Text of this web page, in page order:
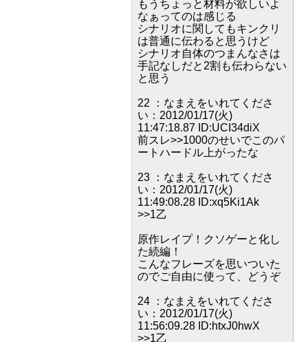
もうちょっと材料が欲しいよ
なぁってのは感じる
シナリオに関してもキンクリ
は普通に伝わると思うけど
シナリオ自体のつまんなさは
手記なしだと2割も伝わらない
と思う
22 ：なまえをいれてくださ
い：2012/01/17(火)
11:47:18.87 ID:UCI34diX
前スレ>>1000のせいでこのパ
ートハードル上がったな
23 ：なまえをいれてくださ
い：2012/01/17(火)
11:49:08.28 ID:xq5Ki1Ak
>>1乙
原作レイプ！クソゲーと化し
た続編！
こんなフレーズを思いついた
のでご自由に使って、どうぞ
24 ：なまえをいれてくださ
い：2012/01/17(火)
11:56:09.28 ID:htxJ0hwX
>>1乙